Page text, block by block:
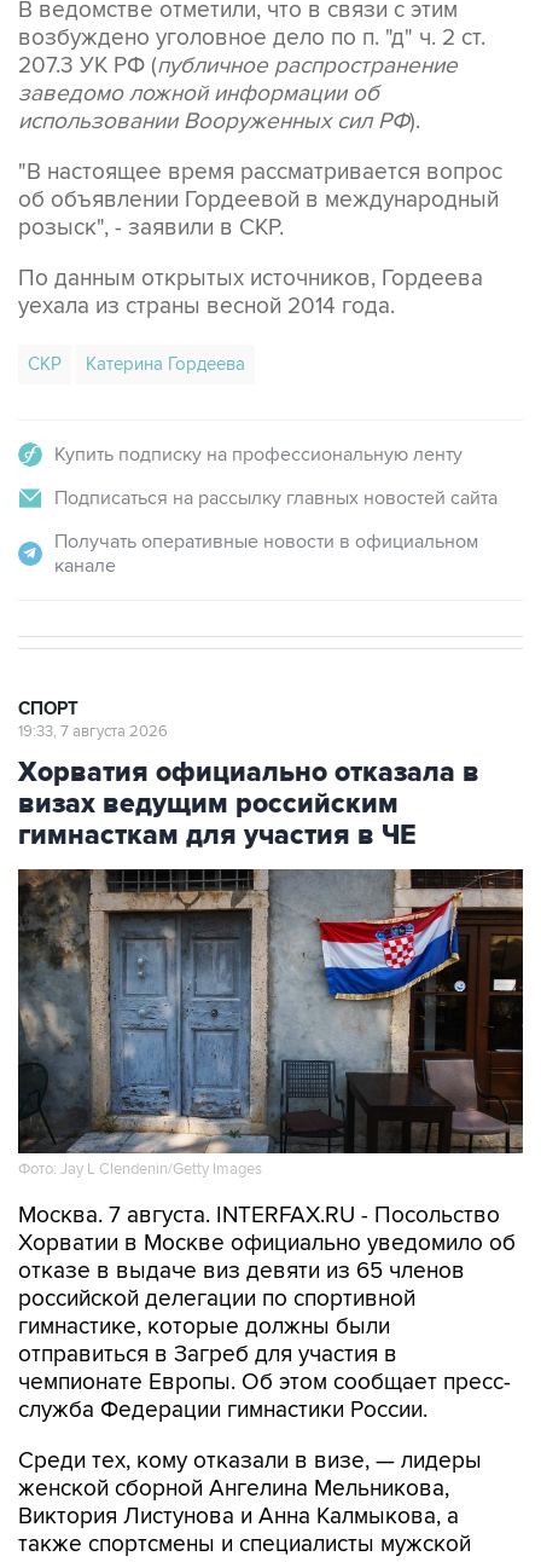
207.3 УК РФ ( публичное распространение
заведомо ложной информации об
использовании Вооруженных сил РФ).
"В настоящее время рассматривается вопрос
розыск", - заявили в СКР.
По данным открытых источников, Гордеева
СКР Катерина Гордеева
Подписаться на рассылку главных новостей сайта
Получать оперативные новости в официальном
Хорватия официально отказала в
визах ведущим российским
гимнасткам для участия в ЧЕ
Фото: Jay L Clendenin/Getty Images
Москва. 7 августа. INTERFAX.RU - Посольство
отказе в выдаче виз девяти из 65 членов
российской делегации по спортивной
гимнастике, которые должны были
отправиться в Загреб для участия в
чемпионате Европы. Об этом сообщает пресс-
служба Федерации гимнастики России.
Среди тех, кому отказали в визе, — лидеры
Виктория Листунова и Анна Калмыкова, а
также спортсмены и специалисты мужской
команды.